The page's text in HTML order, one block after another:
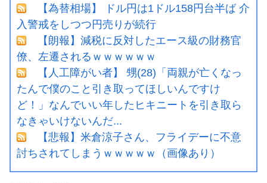
【為替相場】 ドル円は1ドル158円台半ば 介
入警戒をしつつ円売りが続行
【朗報】減税に反対したエース級の財務官
僚、左遷されるｗｗｗｗｗｗ
【人工障がい者】 甥(28)「両親が亡くなっ
たんで僕のこと引き取ってほしいんですけ
ど！」なんでいい年したヒキニートを引き取ら
なきゃいけないんだ...
【悲報】米倉涼子さん、フライデーに不意
討ちされてしまうｗｗｗｗｗ（画像あり）